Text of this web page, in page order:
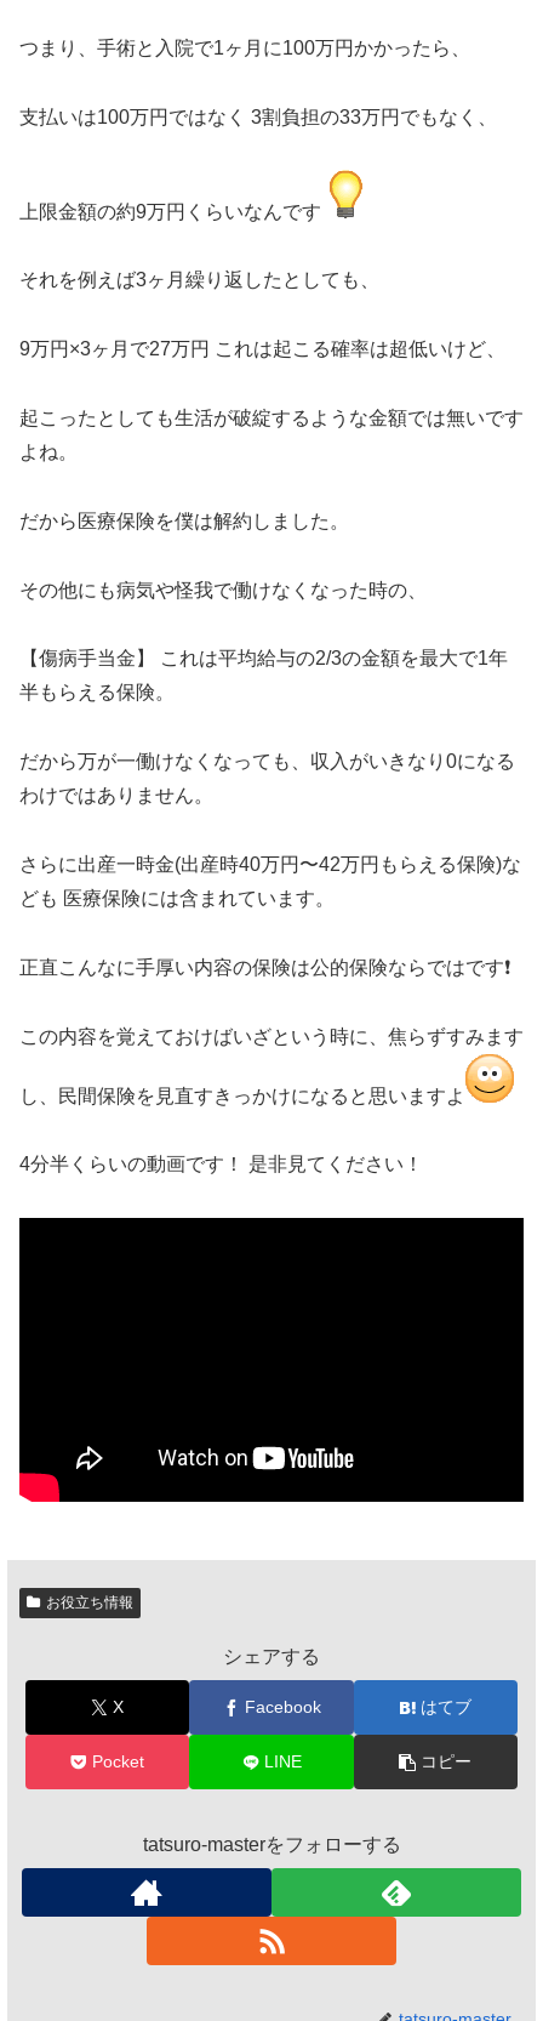
つまり、手術と入院で1ヶ月に100万円かかったら、
支払いは100万円ではなく 3割負担の33万円でもなく、
上限金額の約9万円くらいなんです
それを例えば3ヶ月繰り返したとしても、
9万円×3ヶ月で27万円 これは起こる確率は超低いけど、
起こったとしても生活が破綻するような金額では無いです
よね。
だから医療保険を僕は解約しました。
その他にも病気や怪我で働けなくなった時の、
【傷病手当金】 これは平均給与の2/3の金額を最大で1年
半もらえる保険。
だから万が一働けなくなっても、収入がいきなり0になる
わけではありません。
さらに出産一時金(出産時40万円〜42万円もらえる保険)な
ども 医療保険には含まれています。
正直こんなに手厚い内容の保険は公的保険ならではです❗️
この内容を覚えておけばいざという時に、焦らずすみます
し、民間保険を見直すきっかけになると思いますよ
4分半くらいの動画です！ 是非見てください！
お役立ち情報
シェアする
X Facebook はてブ
Pocket LINE コピー
tatsuro-masterをフォローする